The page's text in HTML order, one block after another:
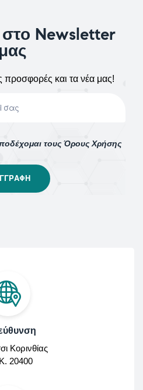
Newsletter
μας
προσφορές και τα νέα μας!
τους Όρους Χρήσης
Κορινθίας
20400